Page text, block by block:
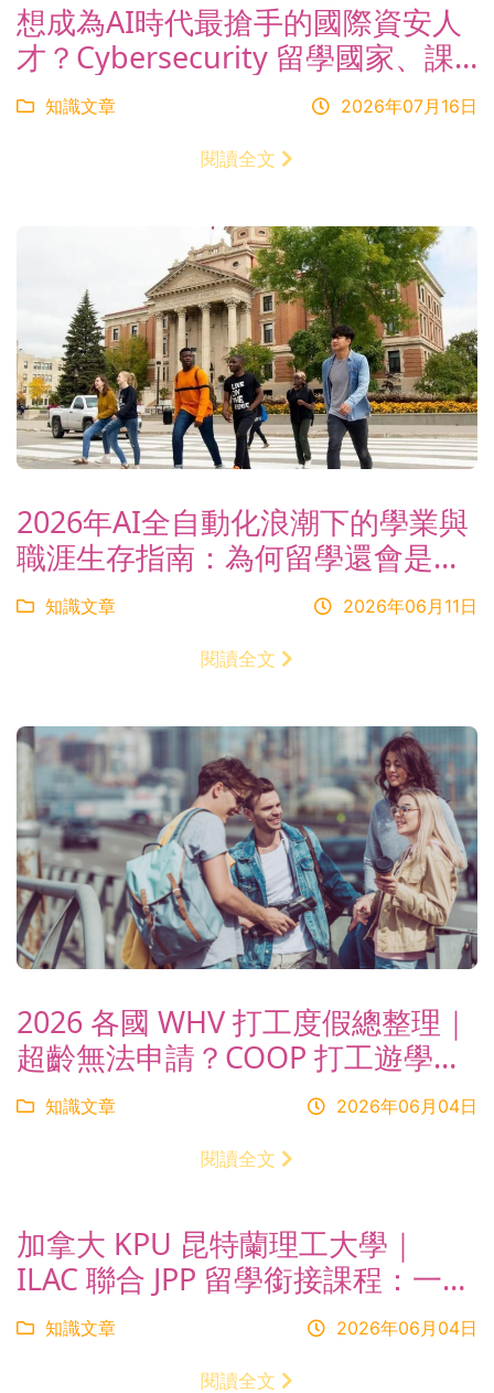
想成為AI時代最搶手的國際資安人
才？Cybersecurity 留學國家、課
程與就業方向解析
知識文章 2026年07月16日
閱讀全文
2026年AI全自動化浪潮下的學業與
職涯生存指南：為何留學還會是您
不可替代的終極投資？
知識文章 2026年06月11日
閱讀全文
2026 各國 WHV 打工度假總整理｜
超齡無法申請？COOP 打工遊學替
代方案一次看懂
知識文章 2026年06月04日
閱讀全文
加拿大 KPU 昆特蘭理工大學｜
ILAC 聯合 JPP 留學銜接課程：一張
簽證直攻加拿大正規學士 / 文憑課
程
知識文章 2026年06月04日
閱讀全文